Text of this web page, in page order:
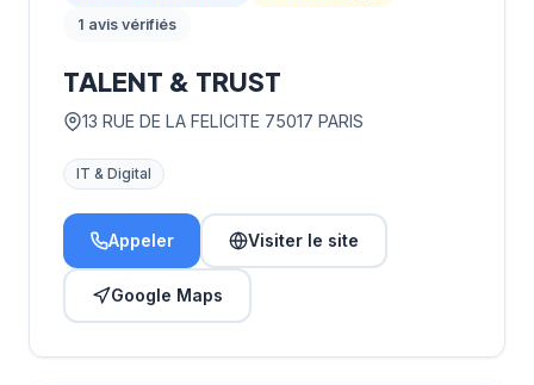
1 avis vérifiés
TALENT & TRUST
13 RUE DE LA FELICITE 75017 PARIS
IT & Digital
Appeler Visiter le site
Google Maps